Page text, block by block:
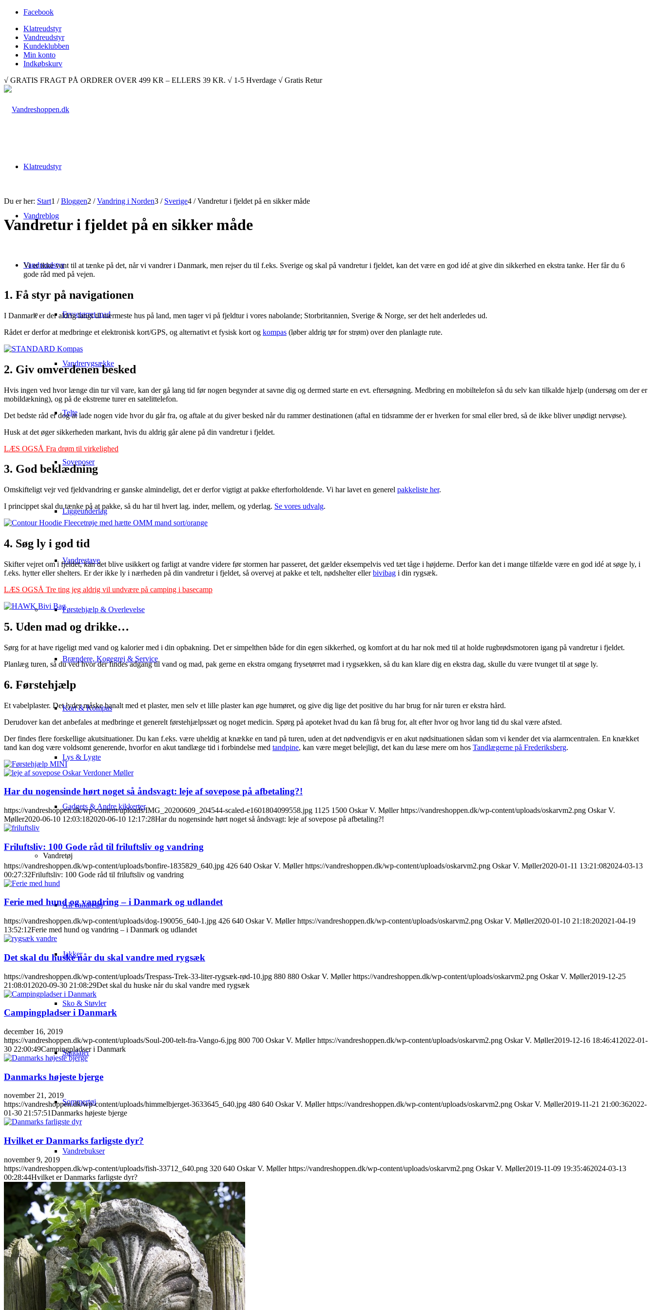
Facebook
Klatreudstyr
Vandreudstyr
Kundeklubben
Min konto
Indkøbskurv
√ GRATIS FRAGT PÅ ORDRER OVER 499 KR – ELLERS 39 KR. √ 1-5 Hverdage √ Gratis Retur
Klatreudstyr
Vandreblog
Vandreudstyr
Frysetørret mad
Vandrerygsække
Telte
Soveposer
Liggeunderlag
Vandrestave
Førstehjælp & Overlevelse
Brændere, Kogegrej & Service
Kort & Kompas
Lys & Lygte
Gadgets & Andre kikkerter
Vandretøj
Alt vandretøj
Jakker
Sko & Støvler
Sandaler
Sommertøj
Vandrebukser
Vintertøj
Info
Alle produkter
Du er her: Start1 / Bloggen2 / Vandring i Norden3 / Sverige4 / Vandretur i fjeldet på en sikker måde
Vandretur i fjeldet på en sikker måde
Vi er ikke vant til at tænke på det, når vi vandrer i Danmark, men rejser du til f.eks. Sverige og skal på vandretur i fjeldet, kan det være en god idé at give din sikkerhed en ekstra tanke. Her får du 6
gode råd med på vejen.
1. Få styr på navigationen
I Danmark er der aldrig langt til nærmeste hus på land, men tager vi på fjeldtur i vores nabolande; Storbritannien, Sverige & Norge, ser det helt anderledes ud.
Rådet er derfor at medbringe et elektronisk kort/GPS, og alternativt et fysisk kort og kompas (løber aldrig tør for strøm) over den planlagte rute.
2. Giv omverdenen besked
Hvis ingen ved hvor længe din tur vil vare, kan der gå lang tid før nogen begynder at savne dig og dermed starte en evt. eftersøgning. Medbring en mobiltelefon så du selv kan tilkalde hjælp (undersøg om der er
mobildækning), og på de ekstreme turer en satelittelefon.
Det bedste råd er dog at lade nogen vide hvor du går fra, og aftale at du giver besked når du rammer destinationen (aftal en tidsramme der er hverken for smal eller bred, så de ikke bliver unødigt nervøse).
Husk at det øger sikkerheden markant, hvis du aldrig går alene på din vandretur i fjeldet.
LÆS OGSÅ Fra drøm til virkelighed
3. God beklædning
Omskifteligt vejr ved fjeldvandring er ganske almindeligt, det er derfor vigtigt at pakke efterforholdende. Vi har lavet en generel pakkeliste her.
I princippet skal du tænke på at pakke, så du har til hvert lag. inder, mellem, og yderlag. Se vores udvalg.
4. Søg ly i god tid
Skifter vejret om i fjeldet, kan det blive usikkert og farligt at vandre videre før stormen har passeret, det gælder eksempelvis ved tæt tåge i højderne. Derfor kan det i mange tilfælde være en god idé at søge ly, i
f.eks. hytter eller shelters. Er der ikke ly i nærheden på din vandretur i fjeldet, så overvej at pakke et telt, nødshelter ellerbivibag i din rygsæk.
LÆS OGSÅ Tre ting jeg aldrig vil undvære på camping i basecamp
5. Uden mad og drikke…
Sørg for at have rigeligt med vand og kalorier med i din opbakning. Det er simpelthen både for din egen sikkerhed, og komfort at du har nok med til at holde rugbrødsmotoren igang på vandretur i fjeldet.
Planlæg turen, så du ved hvor der findes adgang til vand og mad, pak gerne en ekstra omgang frysetørret mad i rygsækken, så du kan klare dig en ekstra dag, skulle du være tvunget til at søge ly.
6. Førstehjælp
Et vabelplaster. Det lyder måske banalt med et plaster, men selv et lille plaster kan øge humøret, og give dig lige det positive du har brug for når turen er ekstra hård.
Derudover kan det anbefales at medbringe et generelt førstehjælpssæt og noget medicin. Spørg på apoteket hvad du kan få brug for, alt efter hvor og hvor lang tid du skal være afsted.
Der findes flere forskellige akutsituationer. Du kan f.eks. være uheldig at knække en tand på turen, uden at det nødvendigvis er en akut nødsituationen sådan som vi kender det via alarmcentralen. En knækket
tand kan dog være voldsomt generende, hvorfor en akut tandlæge tid i forbindelse med tandpine, kan være meget belejligt, det kan du læse mere om hos Tandlægerne på Frederiksberg.
Har du nogensinde hørt noget så åndsvagt: leje af sovepose på afbetaling?!
https://vandreshoppen.dk/wp-content/uploads/IMG_20200609_204544-scaled-e1601804099558.jpg 1125 1500 Oskar V. Møller https://vandreshoppen.dk/wp-content/uploads/oskarvm2.png Oskar V.
Møller2020-06-10 12:03:182020-06-10 12:17:28Har du nogensinde hørt noget så åndsvagt: leje af sovepose på afbetaling?!
Friluftsliv: 100 Gode råd til friluftsliv og vandring
https://vandreshoppen.dk/wp-content/uploads/bonfire-1835829_640.jpg 426 640 Oskar V. Møller https://vandreshoppen.dk/wp-content/uploads/oskarvm2.png Oskar V. Møller2020-01-11 13:21:082024-03-13
00:27:32Friluftsliv: 100 Gode råd til friluftsliv og vandring
Ferie med hund og vandring – i Danmark og udlandet
https://vandreshoppen.dk/wp-content/uploads/dog-190056_640-1.jpg 426 640 Oskar V. Møller https://vandreshoppen.dk/wp-content/uploads/oskarvm2.png Oskar V. Møller2020-01-10 21:18:202021-04-19
13:52:12Ferie med hund og vandring – i Danmark og udlandet
Det skal du huske når du skal vandre med rygsæk
https://vandreshoppen.dk/wp-content/uploads/Trespass-Trek-33-liter-rygsæk-rød-10.jpg 880 880 Oskar V. Møller https://vandreshoppen.dk/wp-content/uploads/oskarvm2.png Oskar V. Møller2019-12-25
21:08:01 2020-09-30 21:08:29Det skal du huske når du skal vandre med rygsæk
Campingpladser i Danmark
december 16, 2019
https://vandreshoppen.dk/wp-content/uploads/Soul-200-telt-fra-Vango-6.jpg 800 700 Oskar V. Møller https://vandreshoppen.dk/wp-content/uploads/oskarvm2.png Oskar V. Møller2019-12-16 18:46:41 2022-01-
30 22:00:49Campingpladser i Danmark
Danmarks højeste bjerge
november 21, 2019
https://vandreshoppen.dk/wp-content/uploads/himmelbjerget-3633645_640.jpg 480 640 Oskar V. Møller https://vandreshoppen.dk/wp-content/uploads/oskarvm2.png Oskar V. Møller2019-11-21 21:00:362022-
01-30 21:57:51Danmarks højeste bjerge
Hvilket er Danmarks farligste dyr?
november 9, 2019
https://vandreshoppen.dk/wp-content/uploads/fish-33712_640.png 320 640 Oskar V. Møller https://vandreshoppen.dk/wp-content/uploads/oskarvm2.png Oskar V. Møller2019-11-09 19:35:462024-03-13
00:28:44Hvilket er Danmarks farligste dyr?